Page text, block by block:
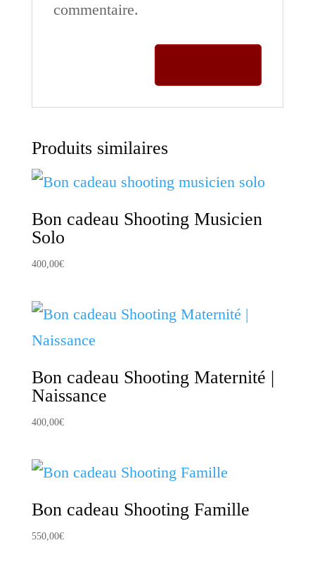
commentaire.
Produits similaires
Bon cadeau Shooting Musicien
Solo
400,00€
Bon cadeau Shooting Maternité |
Naissance
400,00€
Bon cadeau Shooting Famille
550,00€